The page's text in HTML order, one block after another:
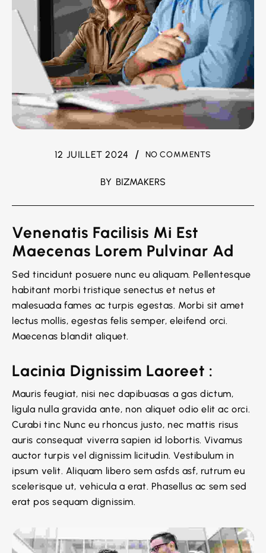
12 JUILLET 2024 NO COMMENTS
BY BIZMAKERS
Venenatis Facilisis Mi Est
Maecenas Lorem Pulvinar Ad
Sed tincidunt posuere nunc eu aliquam. Pellentesque
habitant morbi tristique senectus et netus et
malesuada fames ac turpis egestas. Morbi sit amet
lectus mollis, egestas felis semper, eleifend orci.
Maecenas blandit aliquet.
Lacinia Dignissim Laoreet :
Mauris feugiat, nisi nec dapibuasas a gas dictum,
ligula nulla gravida ante, non aliquet odio elit ac orci.
Curabi tinc Nunc eu rhoncus justo, nec mattis risus
auris consequat viverra sapien id lobortis. Vivamus
auctor turpis vel dignissim licitudin. Vestibulum in
ipsum velit. Aliquam libero sem asfds asf, rutrum eu
scelerisque ut, vehicula a erat. Phasellus ac sem sed
erat pos sequam dignissim.